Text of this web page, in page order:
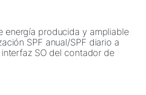
energía producida y ampliable
SPF anual/SPF diario a
SO del contador de